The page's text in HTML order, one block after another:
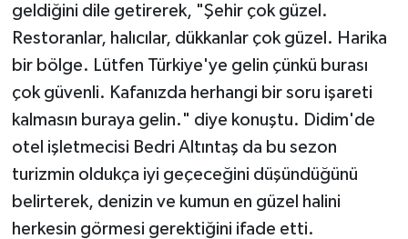
geldiğini dile getirerek, "Şehir çok güzel.
Restoranlar, halıcılar, dükkanlar çok güzel. Harika
bir bölge. Lütfen Türkiye'ye gelin çünkü burası
çok güvenli. Kafanızda herhangi bir soru işareti
kalmasın buraya gelin." diye konuştu. Didim'de
otel işletmecisi Bedri Altıntaş da bu sezon
turizmin oldukça iyi geçeceğini düşündüğünü
belirterek, denizin ve kumun en güzel halini
herkesin görmesi gerektiğini ifade etti.